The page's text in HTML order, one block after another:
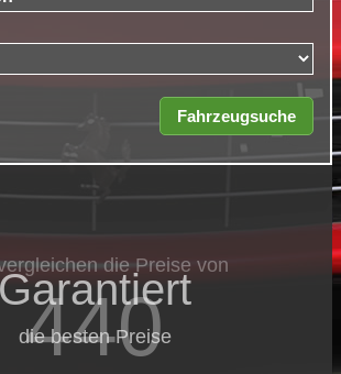
die Preise von
440
Garantiert
die besten Preise